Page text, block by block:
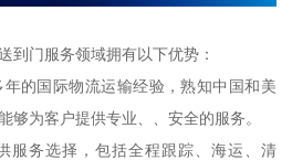
到门服务领域拥有以下优势：
的国际物流运输经验，熟知中国和美
够为客户提供专业、、安全的服务。
服务选择，包括全程跟踪、海运、清